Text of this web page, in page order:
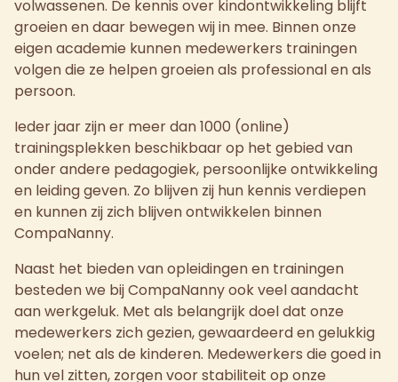
volwassenen. De kennis over kindontwikkeling blijft
groeien en daar bewegen wij in mee. Binnen onze
eigen academie kunnen medewerkers trainingen
volgen die ze helpen groeien als professional en als
persoon.
Ieder jaar zijn er meer dan 1000 (online)
trainingsplekken beschikbaar op het gebied van
onder andere pedagogiek, persoonlijke ontwikkeling
en leiding geven. Zo blijven zij hun kennis verdiepen
en kunnen zij zich blijven ontwikkelen binnen
CompaNanny.
Naast het bieden van opleidingen en trainingen
besteden we bij CompaNanny ook veel aandacht
aan werkgeluk. Met als belangrijk doel dat onze
medewerkers zich gezien, gewaardeerd en gelukkig
voelen; net als de kinderen. Medewerkers die goed in
hun vel zitten, zorgen voor stabiliteit op onze